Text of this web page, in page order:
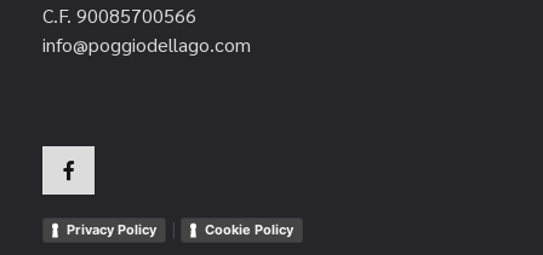
C.F. 90085700566
info@poggiodellago.com
Privacy Policy | Cookie Policy